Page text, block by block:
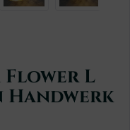
Flower L
Handwerk